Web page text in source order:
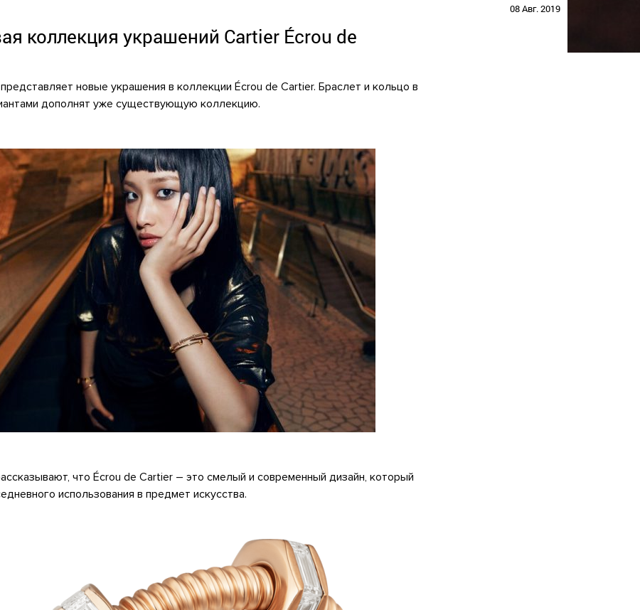
08 Авг. 2019
коллекция украшений Cartier Écrou de
новые украшения в коллекции Écrou de Cartier. Браслет и кольцо в
дополнят уже существующую коллекцию.
что Écrou de Cartier – это смелый и современный дизайн, который
использования в предмет искусства.